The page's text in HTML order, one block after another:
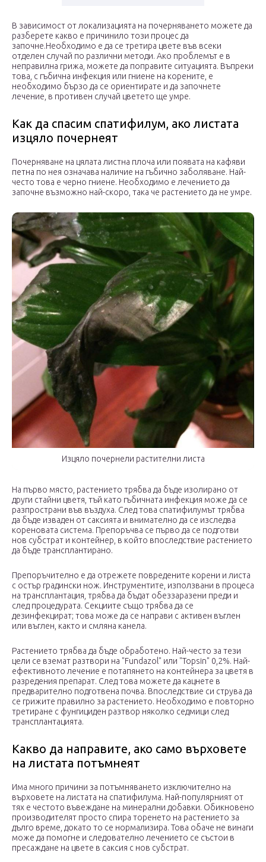
В зависимост от локализацията на почерняването можете да
разберете какво е причинило този процес да
започне.Необходимо е да се третира цвете във всеки
отделен случай по различни методи. Ако проблемът е в
неправилна грижа, можете да поправите ситуацията. Въпреки
това, с гъбична инфекция или гниене на корените, е
необходимо бързо да се ориентирате и да започнете
лечение, в противен случай цветето ще умре.
Как да спасим спатифилум, ако листата
изцяло почернеят
Почерняване на цялата листна плоча или появата на кафяви
петна по нея означава наличие на гъбично заболяване. Най-
често това е черно гниене. Необходимо е лечението да
започне възможно най-скоро, така че растението да не умре.
Изцяло почернели растителни листа
На първо място, растението трябва да бъде изолирано от
други стайни цветя, тъй като гъбичната инфекция може да се
разпространи във въздуха. След това спатифилумът трябва
да бъде изваден от саксията и внимателно да се изследва
кореновата система. Препоръчва се първо да се подготви
нов субстрат и контейнер, в който впоследствие растението
да бъде трансплантирано.
Препоръчително е да отрежете повредените корени и листа
с остър градински нож. Инструментите, използвани в процеса
на трансплантация, трябва да бъдат обеззаразени преди и
след процедурата. Секциите също трябва да се
дезинфекцират; това може да се направи с активен въглен
или въглен, както и смляна канела.
Растението трябва да бъде обработено. Най-често за тези
цели се вземат разтвори на "Fundazol" или "Topsin" 0,2%. Най-
ефективното лечение е потапянето на контейнера за цветя в
разредения препарат. След това можете да кацнете в
предварително подготвена почва. Впоследствие си струва да
се грижите правилно за растението. Необходимо е повторно
третиране с фунгициден разтвор няколко седмици след
трансплантацията.
Какво да направите, ако само върховете
на листата потъмнеят
Има много причини за потъмняването изключително на
върховете на листата на спатифилума. Най-популярният от
тях е честото въвеждане на минерални добавки. Обикновено
производителят просто спира торенето на растението за
дълго време, докато то се нормализира. Това обаче не винаги
може да помогне и следователно лечението се състои в
пресаждане на цвете в саксия с нов субстрат.